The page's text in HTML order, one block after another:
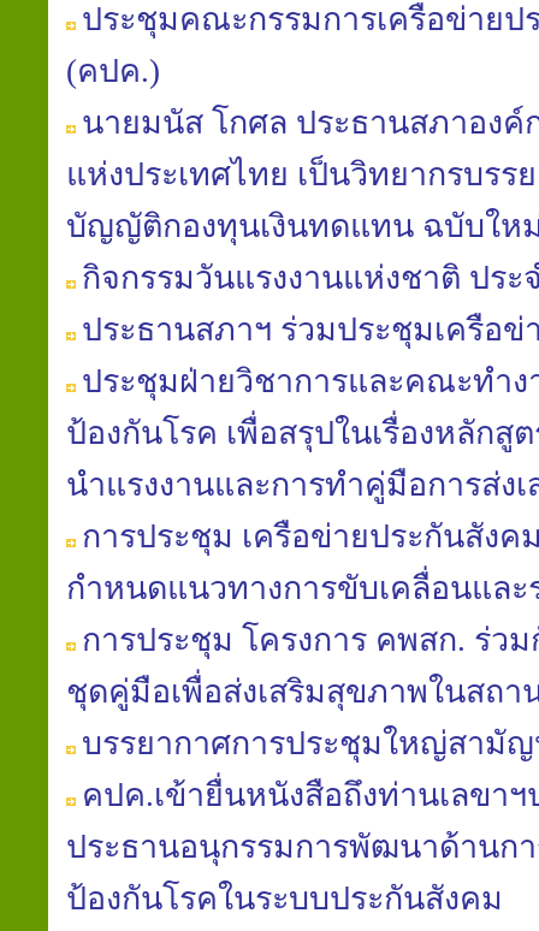
ประชุมคณะกรรมการเครือข่าย
(คปค.)
นายมนัส​ โกศล​ ประธาน​สภา​องค์
แห่ง​ประเทศไทย​ เป็นวิทยากร​บรร
บัญญัติ​กองทุน​เงินทดแทน​ ฉบับให
กิจกรรมวันแรงงานแห่งชาติ ประ
ประธานสภาฯ ร่วมประชุมเครือ
ประชุมฝ่ายวิชาการ​และคณะ​ทำง
ป้องกัน​โรค​ เพื่อสรุปในเรื่องหลัก
นํา​แรงงานและการทำคู่มือ​การส่ง
การประชุม เครือข่ายประกันสัง
กำหนดแนวทางการขับเคลื่อนและ
การประชุม โครงการ คพสก. ร่ว
ชุดคู่มือเพื่อส่งเสริมสุขภาพในสถา
บรรยากาศการประชุมใหญ่สามัญ
คปค.เข้ายื่นหนังสือถึงท่านเลขา
ประธานอนุกรรมการพัฒนาด้านก
ป้องกันโรคในระบบประกันสังคม